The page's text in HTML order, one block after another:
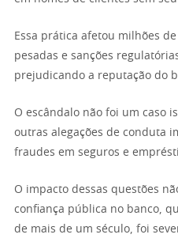
Essa prática afetou milhões
pesadas e sanções
prejudicando a reputação do
O escândalo não foi um caso
outras alegações de conduta
fraudes em seguros e
O impacto dessas questões
confiança pública no banco,
de mais de um século, foi